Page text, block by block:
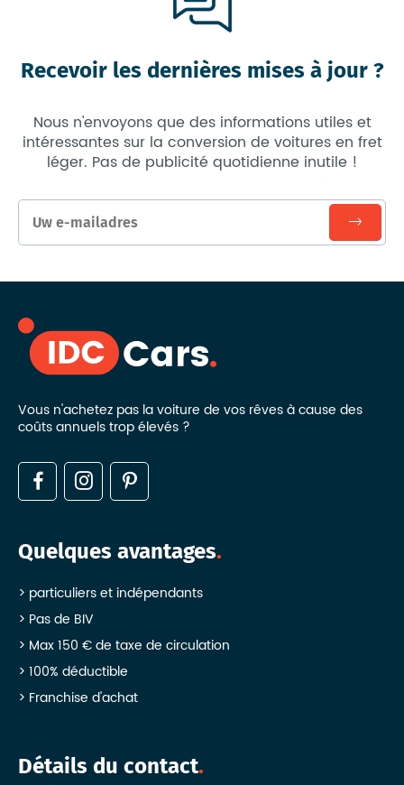
Recevoir les dernières mises à jour ?
Nous n'envoyons que des informations utiles et
intéressantes sur la conversion de voitures en fret
léger. Pas de publicité quotidienne inutile !
Vous n'achetez pas la voiture de vos rêves à cause des
coûts annuels trop élevés ?
Quelques avantages
particuliers et indépendants
Pas de BIV
Max 150 € de taxe de circulation
100% déductible
Franchise d'achat
Détails du contact